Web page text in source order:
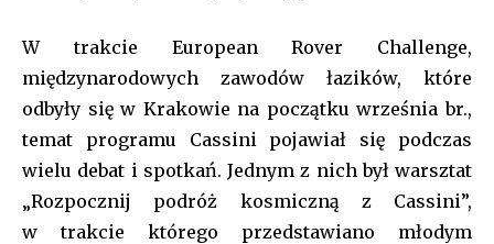
W trakcie European Rover Challenge,
międzynarodowych zawodów łazików, które
odbyły się w Krakowie na początku września br.,
temat programu Cassini pojawiał się podczas
wielu debat i spotkań. Jednym z nich był warsztat
„Rozpocznij podróż kosmiczną z Cassini”,
w trakcie którego przedstawiano młodym